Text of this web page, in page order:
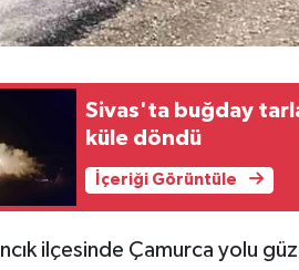
Sivas'ta buğday
küle döndü
İçeriği Görüntüle
ilçesinde Çamurca yolu